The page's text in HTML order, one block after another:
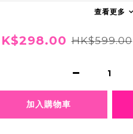
查看更多
HK$599.00
加入購物車